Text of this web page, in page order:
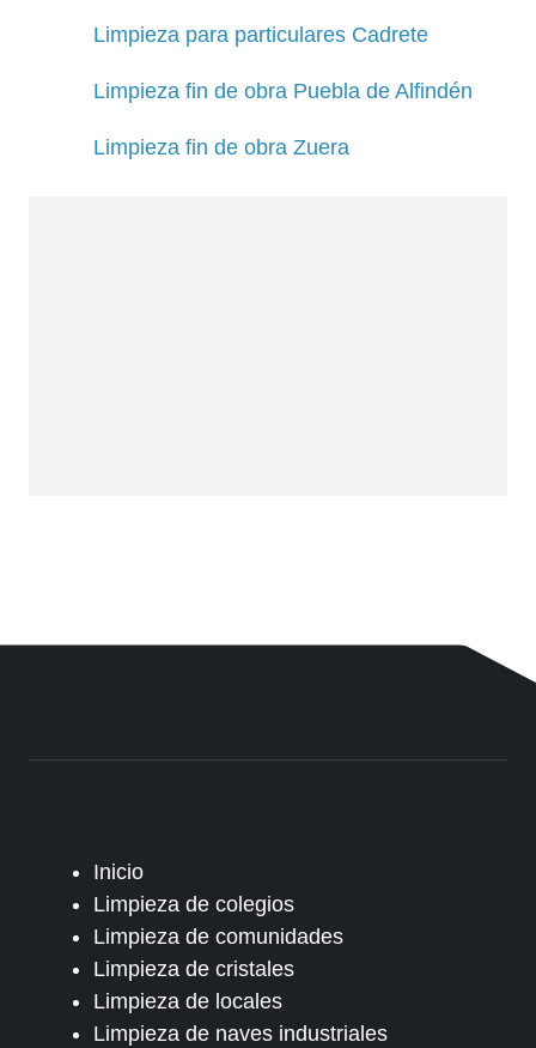
Limpieza para particulares Cadrete
Limpieza fin de obra Puebla de Alfindén
Limpieza fin de obra Zuera
Inicio
Limpieza de colegios
Limpieza de comunidades
Limpieza de cristales
Limpieza de locales
Limpieza de naves industriales